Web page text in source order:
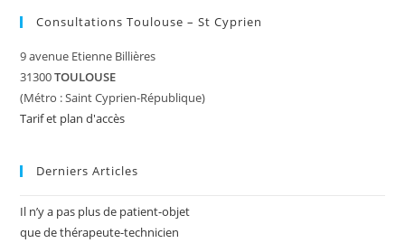
Consultations Toulouse – St Cyprien
9 avenue Etienne Billières
31300TOULOUSE
(Métro : Saint Cyprien-République)
Tarif et plan d'accès
Derniers Articles
Il n’y a pas plus de patient-objet
que de thérapeute-technicien